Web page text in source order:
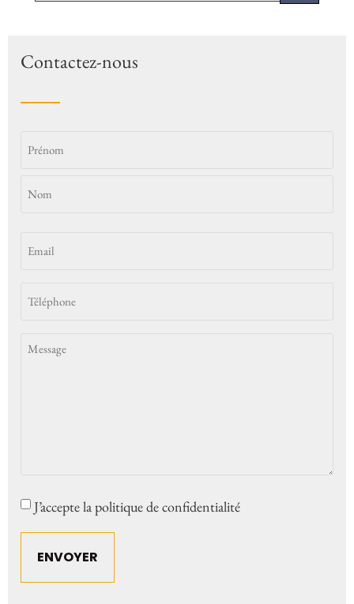
Contactez-nous
Consent
J’accepte la politique de confidentialité